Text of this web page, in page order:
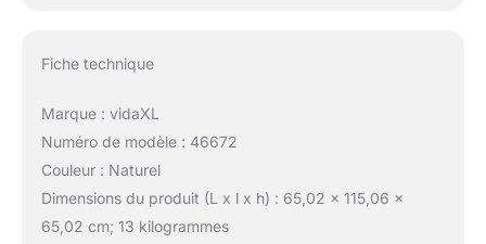
Fiche technique
Marque : vidaXL
Numéro de modèle : 46672
Couleur : Naturel
Dimensions du produit (L x l x h) : 65,02 x 115,06 x
65,02 cm; 13 kilogrammes